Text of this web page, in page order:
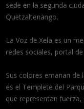
sede en la segunda
Quetzaltenango.
La Voz de Xela es un
redes sociales, portal
Sus colores emanan de
es el Templete del
que representan